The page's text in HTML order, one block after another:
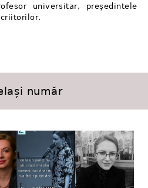
universitar, președintele
număr